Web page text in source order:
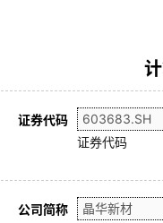
证券代码
证券代码
公司简称